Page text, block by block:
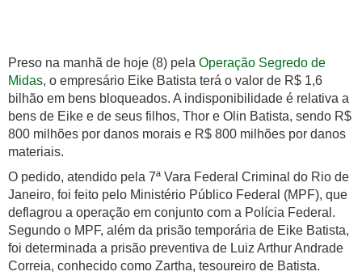
Preso na manhã de hoje (8) pela Operação Segredo de
Midas, o empresário Eike Batista terá o valor de R$ 1,6
bilhão em bens bloqueados. A indisponibilidade é relativa a
bens de Eike e de seus filhos, Thor e Olin Batista, sendo R$
800 milhões por danos morais e R$ 800 milhões por danos
materiais.
O pedido, atendido pela 7ª Vara Federal Criminal do Rio de
Janeiro, foi feito pelo Ministério Público Federal (MPF), que
deflagrou a operação em conjunto com a Polícia Federal.
Segundo o MPF, além da prisão temporária de Eike Batista,
foi determinada a prisão preventiva de Luiz Arthur Andrade
Correia, conhecido como Zartha, tesoureiro de Batista.